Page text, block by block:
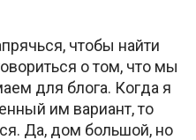
чтобы найти
о том, что мы
для блога. Когда я
им вариант, то
Да, дом большой, но